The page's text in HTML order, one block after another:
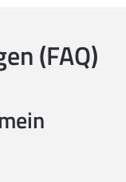
(FAQ)